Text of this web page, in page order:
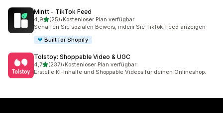
Mintt ‑ TikTok Feed
4,9von 5 Sternen
(25)
25 Rezensionen insgesamt
•Kostenloser Plan verfügbar
Schaffen Sie sozialen Beweis, indem Sie TikTok-Feed anzeigen
Built for Shopify
Tolstoy: Shoppable Video & UGC
4,7von 5 Sternen
(237)
237 Rezensionen insgesamt
•Kostenloser Plan verfügbar
Erstelle KI-Inhalte und Shoppable Videos für deinen Onlineshop.